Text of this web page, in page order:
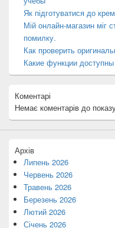
Як підготуватися до
Мій онлайн-магазин міг
помилку.
Как проверить
Какие функции
Коментарі
Немає коментарів до
Архів
Липень 2026
Червень 2026
Травень 2026
Березень 2026
Лютий 2026
Січень 2026